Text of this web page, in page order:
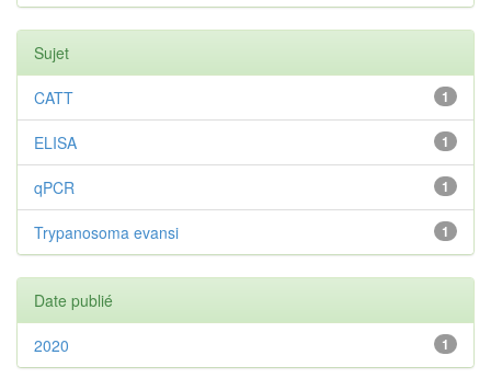
Sujet
1
CATT
1
ELISA
1
qPCR
1
Trypanosoma evansi
Date publié
1
2020